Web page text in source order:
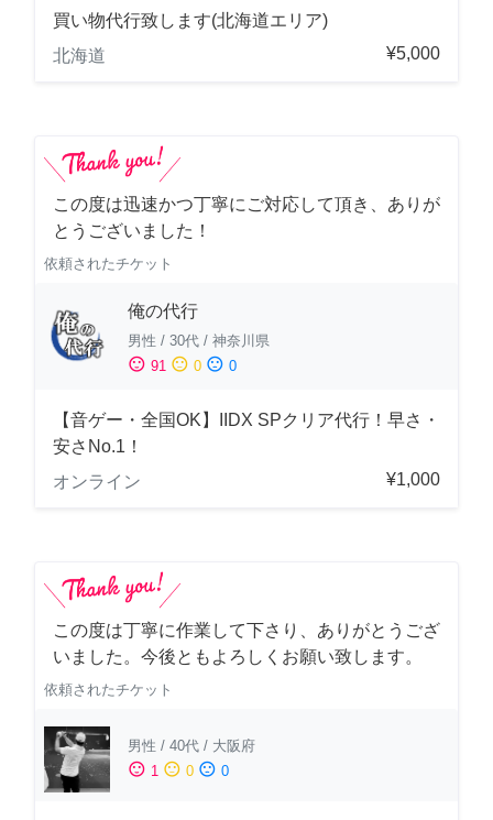
買い物代行致します(北海道エリア)
北海道
¥5,000
この度は迅速かつ丁寧にご対応して頂き、ありが
とうございました！
依頼されたチケット
俺の代行
男性 / 30代 / 神奈川県
sentiment_satisfied 91 sentiment_neutral 0 sentiment_dissatisfied 0
【音ゲー・全国OK】IIDX SPクリア代行！早さ・
安さNo.1！
オンライン
¥1,000
この度は丁寧に作業して下さり、ありがとうござ
いました。今後ともよろしくお願い致します。
依頼されたチケット
男性 / 40代 / 大阪府
sentiment_satisfied 1 sentiment_neutral 0 sentiment_dissatisfied 0